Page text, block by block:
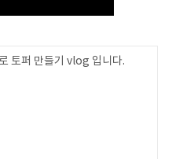
토퍼 만들기 vlog 입니다.